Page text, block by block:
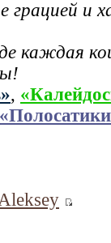
грацией и
каждая
,
Aleksey